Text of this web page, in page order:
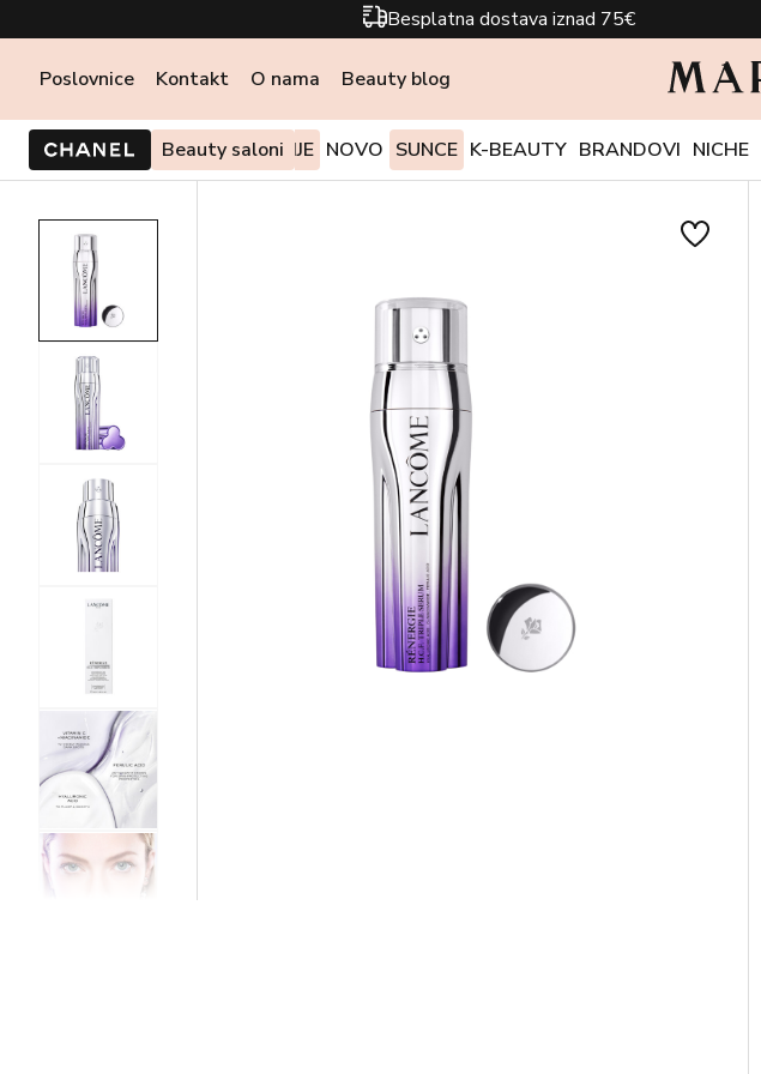
Besplatna dostava iznad 75€
Poslovnice Kontakt O nama Beauty blog
Beauty saloni
PONUDE I AKCIJE NOVO SUNCE K-BEAUTY BRANDOVI NICHE